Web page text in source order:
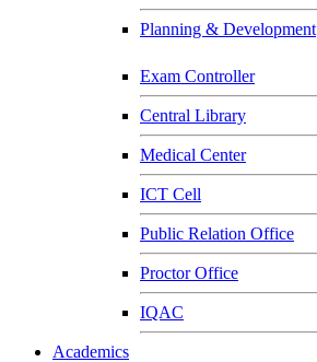
Planning & Development
Exam Controller
Central Library
Medical Center
ICT Cell
Public Relation Office
Proctor Office
IQAC
Academics